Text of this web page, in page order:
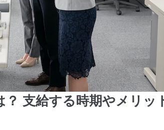
支給する時期やメリッ